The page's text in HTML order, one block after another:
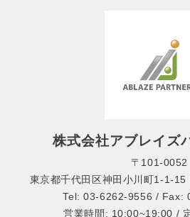
株式会社アブレイズ
〒101-0052
東京都千代田区神田小川町1-1-
Tel: 03-6262-9556 / Fax:
営業時間: 10:00~19:00 /